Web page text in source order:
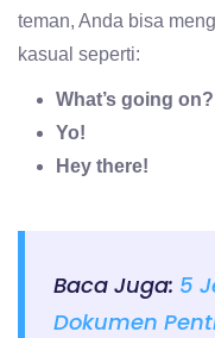
teman, Anda bisa
kasual seperti:
What’s going on?
Yo!
Hey there!
Baca Juga: 5
Dokumen